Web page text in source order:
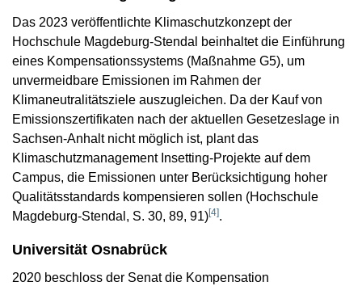
Das 2023 veröffentlichte Klimaschutzkonzept der
Hochschule Magdeburg-Stendal beinhaltet die Einführung
eines Kompensationssystems (Maßnahme G5), um
unvermeidbare Emissionen im Rahmen der
Klimaneutralitätsziele auszugleichen. Da der Kauf von
Emissionszertifikaten nach der aktuellen Gesetzeslage in
Sachsen-Anhalt nicht möglich ist, plant das
Klimaschutzmanagement Insetting-Projekte auf dem
Campus, die Emissionen unter Berücksichtigung hoher
Qualitätsstandards kompensieren sollen (Hochschule
Magdeburg-Stendal, S. 30, 89, 91)[4].
Universität Osnabrück
2020 beschloss der Senat die Kompensation